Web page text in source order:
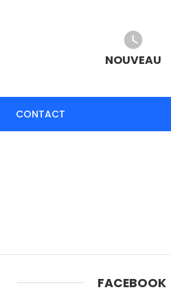
NOUVEAU
CONTACT
FACEBOOK